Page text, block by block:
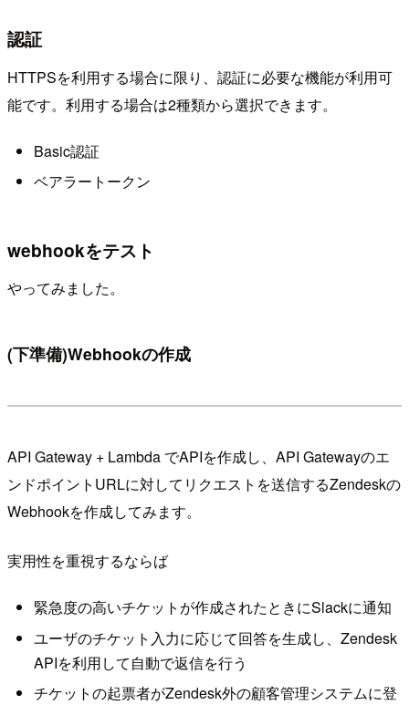
認証
HTTPSを利用する場合に限り、認証に必要な機能が利用可
能です。利用する場合は2種類から選択できます。
Basic認証
ベアラートークン
webhookをテスト
やってみました。
(下準備)Webhookの作成
API Gateway + Lambda でAPIを作成し、API Gatewayのエ
ンドポイントURLに対してリクエストを送信するZendeskの
Webhookを作成してみます。
実用性を重視するならば
緊急度の高いチケットが作成されたときにSlackに通知
ユーザのチケット入力に応じて回答を生成し、Zendesk
APIを利用して自動で返信を行う
チケットの起票者がZendesk外の顧客管理システムに登